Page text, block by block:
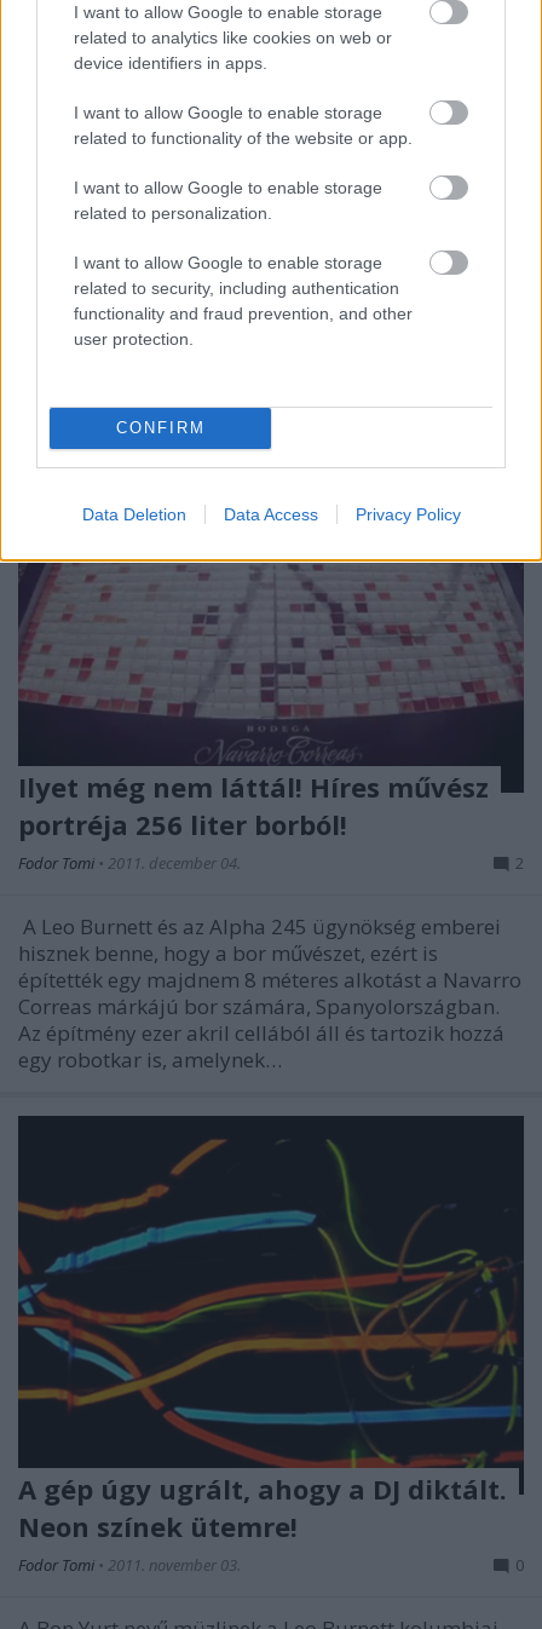
I want to allow Google to enable storage
related to analytics like cookies on web or
device identifiers in apps.
I want to allow Google to enable storage
related to functionality of the website or app.
I want to allow Google to enable storage
related to personalization.
I want to allow Google to enable storage
related to security, including authentication
functionality and fraud prevention, and other
user protection.
CONFIRM
Data Deletion Data Access Privacy Policy
Bemutatóterem street art módra.
Autók, amikbe sosem fogsz beleülni
Egy ember, két hét, 489 palack festék spray,
Belgium, Steve Locatelli és 400 négyzetméter. Ezek a
paraméterek írják le a Nissan és a TBWA (Belgium)
együttműködését, amelynek keretében megszületett
a világ első graffitivel létrehozott bemutatóterme.
Steve 2 hétig dolgozott…
Ilyet még nem láttál! Híres művész
portréja 256 liter borból!
Fodor Tomi • 2011. december 04. 2
A Leo Burnett és az Alpha 245 ügynökség emberei
hisznek benne, hogy a bor művészet, ezért is
építették egy majdnem 8 méteres alkotást a Navarro
Correas márkájú bor számára, Spanyolországban.
Az építmény ezer akril cellából áll és tartozik hozzá
egy robotkar is, amelynek…
A gép úgy ugrált, ahogy a DJ diktált.
Neon színek ütemre!
Fodor Tomi • 2011. november 03. 0